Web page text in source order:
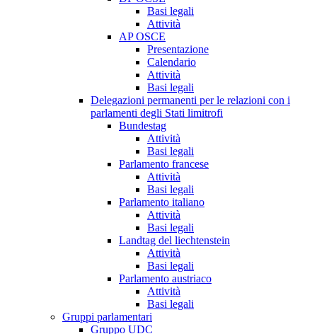
Basi legali
Attività
AP OSCE
Presentazione
Calendario
Attività
Basi legali
Delegazioni permanenti per le relazioni con i
parlamenti degli Stati limitrofi
Bundestag
Attività
Basi legali
Parlamento francese
Attività
Basi legali
Parlamento italiano
Attività
Basi legali
Landtag del liechtenstein
Attività
Basi legali
Parlamento austriaco
Attività
Basi legali
Gruppi parlamentari
Gruppo UDC